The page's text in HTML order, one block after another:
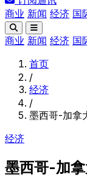
商业 新闻 经济 国
商业 新闻 经济 国
首页
/
经济
/
墨西哥-加拿
经济
墨西哥-加